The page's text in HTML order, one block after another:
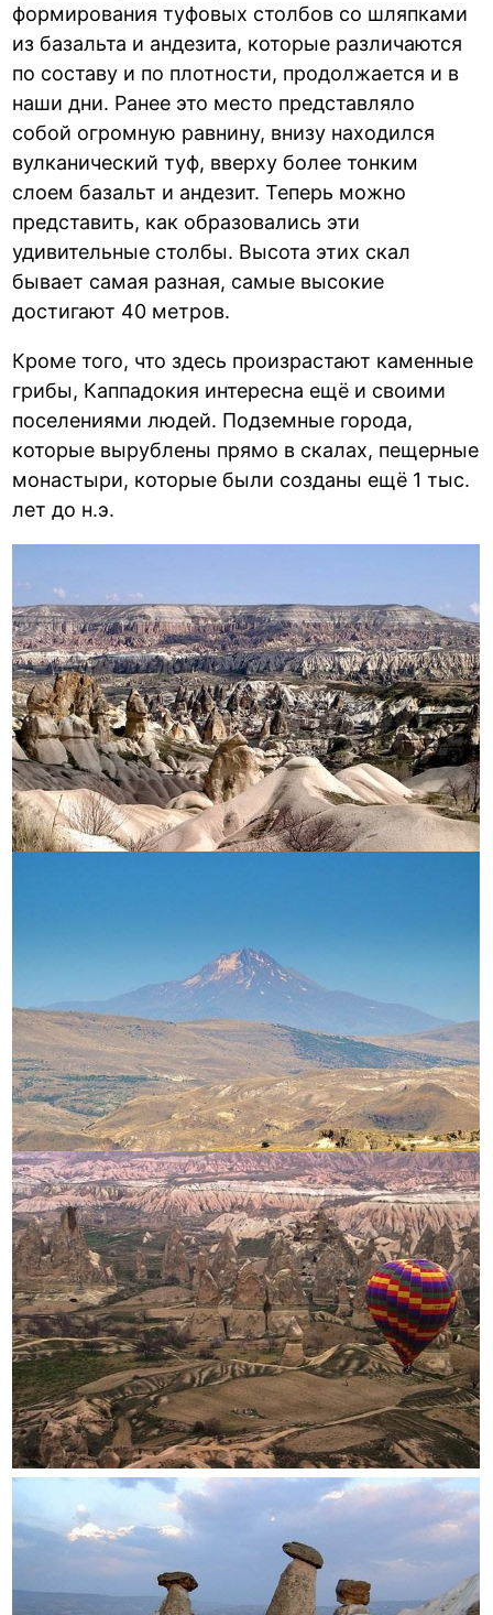
формирования туфовых столбов со шляпками
из базальта и андезита, которые различаются
по составу и по плотности, продолжается и в
наши дни. Ранее это место представляло
собой огромную равнину, внизу находился
вулканический туф, вверху более тонким
слоем базальт и андезит. Теперь можно
представить, как образовались эти
удивительные столбы. Высота этих скал
бывает самая разная, самые высокие
достигают 40 метров.
Кроме того, что здесь произрастают каменные
грибы, Каппадокия интересна ещё и своими
поселениями людей. Подземные города,
которые вырублены прямо в скалах, пещерные
монастыри, которые были созданы ещё 1 тыс.
лет до н.э.